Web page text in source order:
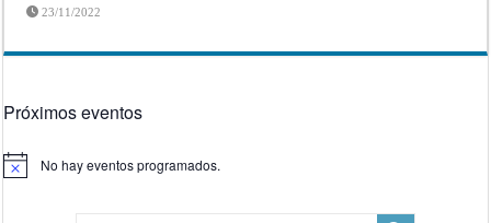
23/11/2022
Próximos eventos
Aviso No hay eventos programados.